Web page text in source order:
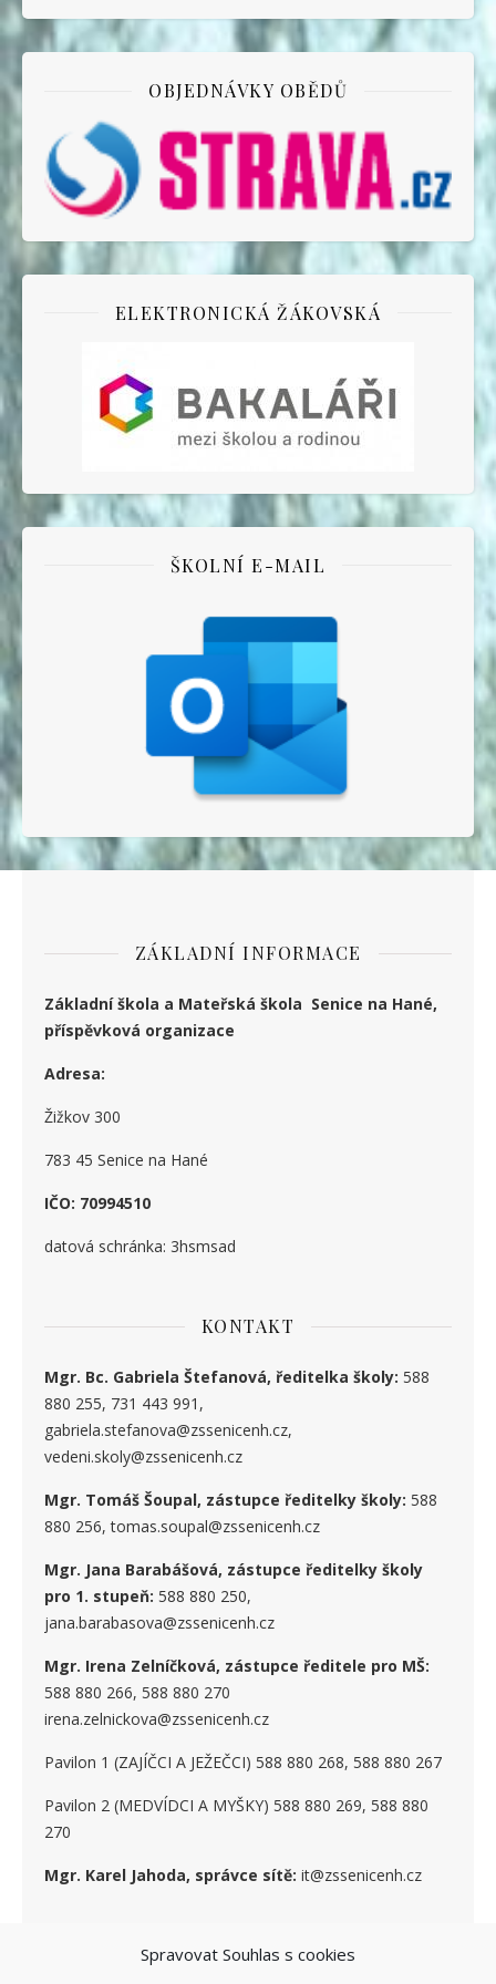
Spravovat Souhlas s cookies
OBJEDNÁVKY OBĚDŮ
ELEKTRONICKÁ ŽÁKOVSKÁ
ŠKOLNÍ E-MAIL
ZÁKLADNÍ INFORMACE
Základní škola a Mateřská škola Senice na Hané,
příspěvková organizace
Adresa:
Žižkov 300
783 45 Senice na Hané
IČO: 70994510
datová schránka: 3hsmsad
KONTAKT
Mgr. Bc. Gabriela Štefanová, ředitelka školy: 588
880 255, 731 443 991,
gabriela.stefanova@zssenicenh.cz,
vedeni.skoly@zssenicenh.cz
Mgr. Tomáš Šoupal, zástupce ředitelky školy: 588
880 256, tomas.soupal@zssenicenh.cz
Mgr. Jana Barabášová, zástupce ředitelky školy
pro 1. stupeň: 588 880 250,
jana.barabasova@zssenicenh.cz
Mgr. Irena Zelníčková, zástupce ředitele pro MŠ:
588 880 266, 588 880 270
irena.zelnickova@zssenicenh.cz
Pavilon 1 (ZAJÍČCI A JEŽEČCI) 588 880 268, 588 880 267
Pavilon 2 (MEDVÍDCI A MYŠKY) 588 880 269, 588 880
270
Mgr. Karel Jahoda, správce sítě: it@zssenicenh.cz
SOCIÁLNÍ SÍTĚ